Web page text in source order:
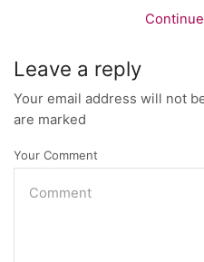
Leave a reply
Your email address will not
are marked
Your Comment